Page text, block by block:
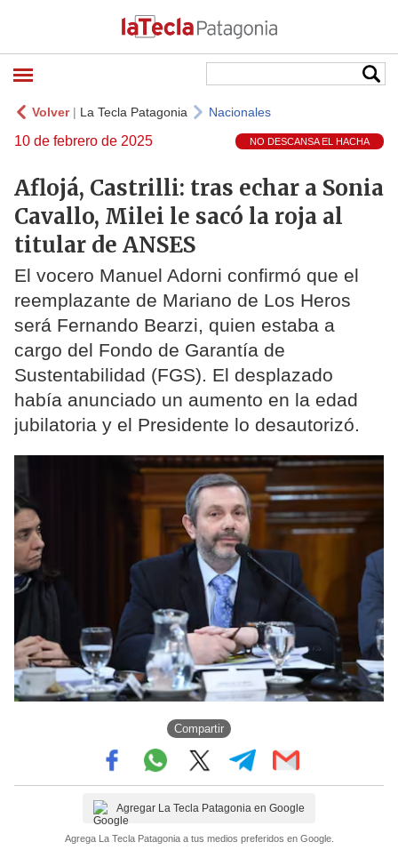
Volver| La Tecla Patagonia Nacionales
10 de febrero de 2025 NO DESCANSA EL HACHA
Aflojá, Castrilli: tras echar a Sonia
Cavallo, Milei le sacó la roja al
titular de ANSES
El vocero Manuel Adorni confirmó que el
reemplazante de Mariano de Los Heros
será Fernando Bearzi, quien estaba a
cargo del Fondo de Garantía de
Sustentabilidad (FGS). El desplazado
había anunciado un aumento en la edad
jubilatoria y el Presidente lo desautorizó.
Compartir
Agregar La Tecla Patagonia en Google
Agrega La Tecla Patagonia a tus medios preferidos en Google.